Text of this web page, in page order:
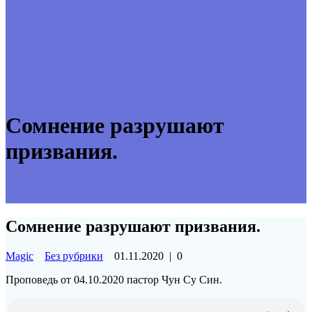
Сомнение разрушают
призвания.
Сомнение разрушают призвания.
Magic Без рубрики 01.11.2020 | 0
Проповедь от 04.10.2020 пастор Чун Су Син.